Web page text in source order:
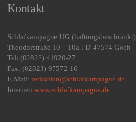
Kontakt
Schlafkampagne UG (haftungsbeschränkt)
Theodorstraße 10 – 10a I D-47574 Goch
Tel: (02823) 41920-27
Fax: (02823) 97572-16
E-Mail: redaktion@schlafkampagne.de
Internet: www.schlafkampagne.de